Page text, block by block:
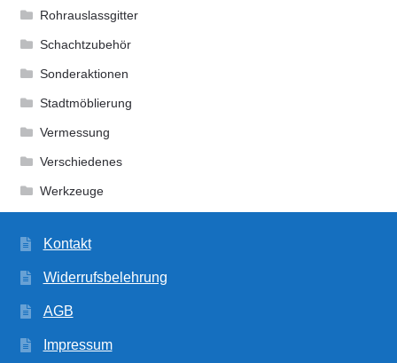
Rohrauslassgitter
Schachtzubehör
Sonderaktionen
Stadtmöblierung
Vermessung
Verschiedenes
Werkzeuge
Kontakt
Widerrufsbelehrung
AGB
Impressum